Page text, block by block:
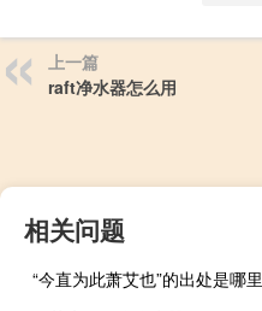
上一篇
raft净水器怎么用
相关问题
“今直为此萧艾也”的出处是哪里